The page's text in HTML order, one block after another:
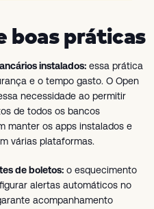
boas práticas
instalados: essa prática
e o tempo gasto. O Open
necessidade ao permitir
de todos os bancos
manter os apps instalados e
várias plataformas.
de boletos: o esquecimento
alertas automáticos no
acompanhamento